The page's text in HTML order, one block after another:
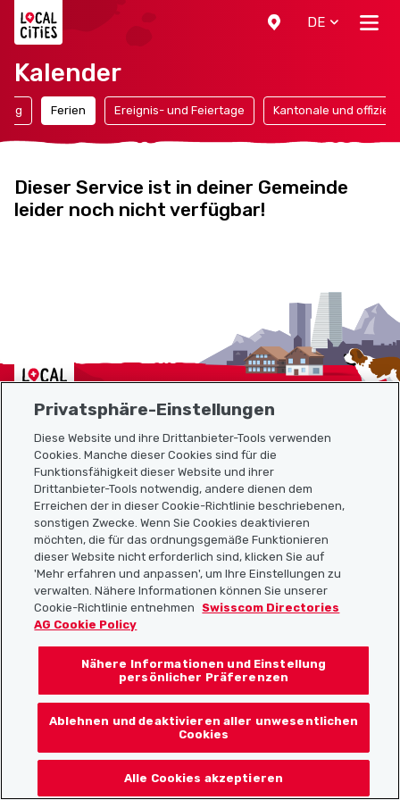
DE
Kalender
Ferien Ereignis- und Feiertage Kantonale und
Dieser Service ist in deiner Gemeinde
leider noch nicht verfügbar!
Localcities
Sitemap
Nützliche Links
Localcities App herunterladen
Folgt uns auf:
Privatsphäre-Einstellungen
Diese Website und ihre Drittanbieter-Tools verwenden
Cookies. Manche dieser Cookies sind für die
Funktionsfähigkeit dieser Website und ihrer
Drittanbieter-Tools notwendig, andere dienen dem
Erreichen der in dieser Cookie-Richtlinie beschriebenen,
sonstigen Zwecke. Wenn Sie Cookies deaktivieren
möchten, die für das ordnungsgemäße Funktionieren
dieser Website nicht erforderlich sind, klicken Sie auf
'Mehr erfahren und anpassen', um Ihre Einstellungen zu
verwalten. Nähere Informationen können Sie unserer
Cookie-Richtlinie entnehmen
Swisscom Directories
AG Cookie Policy
Nähere Informationen und Einstellung
persönlicher Präferenzen
Ablehnen und deaktivieren aller unwesentlichen
Cookies
Alle Cookies akzeptieren